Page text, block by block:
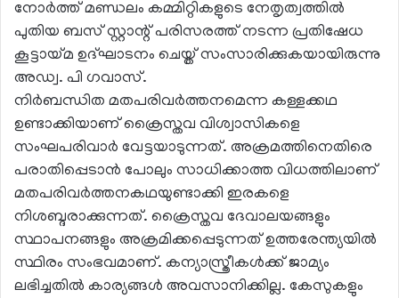
നോർത്ത് മണ്ഡലം കമ്മിറ്റികളുടെ നേതൃത്വത്തിൽ
പുതിയ ബസ് സ്റ്റാന്റ് പരിസരത്ത് നടന്ന പ്രതിഷേധ
കൂട്ടായ്മ ഉദ്ഘാടനം ചെയ്ത് സംസാരിക്കുകയായിരുന്നു
അഡ്വ. പി ഗവാസ്.
നിർബന്ധിത മതപരിവർത്തനമെന്ന കള്ളക്കഥ
ഉണ്ടാക്കിയാണ് ക്രൈസ്തവ വിശ്വാസികളെ
സംഘപരിവാർ വേട്ടയാടുന്നത്. അക്രമത്തിനെതിരെ
പരാതിപ്പെടാൻ പോലും സാധിക്കാത്ത വിധത്തിലാണ്
മതപരിവർത്തനകഥയുണ്ടാക്കി ഇരകളെ
നിശബ്ദരാക്കുന്നത്. ക്രൈസ്തവ ദേവാലയങ്ങളും
സ്ഥാപനങ്ങളും അക്രമിക്കപ്പെടുന്നത് ഉത്തരേന്ത്യയിൽ
സ്ഥിരം സംഭവമാണ്. കന്യാസ്ത്രീകൾക്ക് ജാമ്യം
ലഭിച്ചതിൽ കാര്യങ്ങൾ അവസാനിക്കില്ല. കേസുകളും